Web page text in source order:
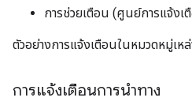
การช่วยเตือน (ศูนย์การแจ้งเ
ตัวอย่างการแจ้งเตือนในหมวดหมู่เ
การแจ้งเตือนการนำทาง